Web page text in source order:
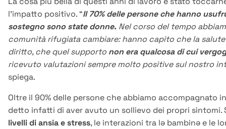
l’impatto positivo. “Il 70% delle persone che hanno
sostegno sono state donne. Nel corso del tempo
comunità rifugiata cambiare: hanno capito che la
diritto, che quel supporto non era qualcosa di cui
ricevuto valutazioni sempre molto positive sul nostro
spiega.
Oltre il 90% delle persone che abbiamo accompagnato
detto infatti di aver avuto un sollievo dei propri sintomi.
livelli di ansia e stress, le interazioni tra lə bambinə e le